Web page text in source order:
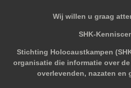
Wij willen u graag
SHK-
Stichting Holocaustkampen
organisatie die informatie over
overlevenden, nazaten en